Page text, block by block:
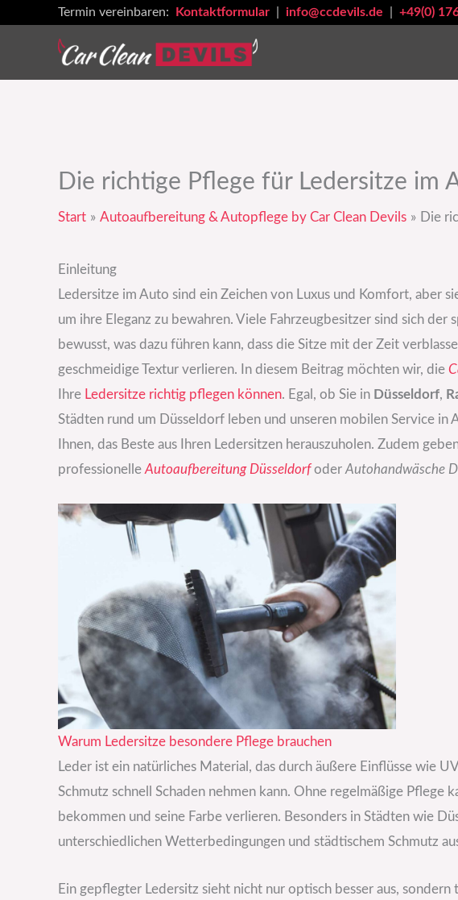
Termin vereinbaren: Kontaktformular info@ccdevils.de +49(0)
Die richtige Pflege für Ledersitze im
Start Autoaufbereitung & Autopflege by Car Clean Devils Die
Einleitung
Ledersitze im Auto sind ein Zeichen von Luxus und Komfort, aber
um ihre Eleganz zu bewahren. Viele Fahrzeugbesitzer sind sich der
bewusst, was dazu führen kann, dass die Sitze mit der Zeit
geschmeidige Textur verlieren. In diesem Beitrag möchten wir, die
Ihre Ledersitze richtig pflegen können. Egal, ob Sie in Düsseldorf,
Städten rund um Düsseldorf leben und unseren mobilen Service in
Ihnen, das Beste aus Ihren Ledersitzen herauszuholen. Zudem
professionelle Autoaufbereitung Düsseldorfoder Autohandwäsche
Warum Ledersitze besondere Pflege brauchen
Leder ist ein natürliches Material, das durch äußere Einflüsse wie
Schmutz schnell Schaden nehmen kann. Ohne regelmäßige Pflege
bekommen und seine Farbe verlieren. Besonders in Städten wie
unterschiedlichen Wetterbedingungen und städtischem Schmutz
Ein gepflegter Ledersitz sieht nicht nur optisch besser aus,